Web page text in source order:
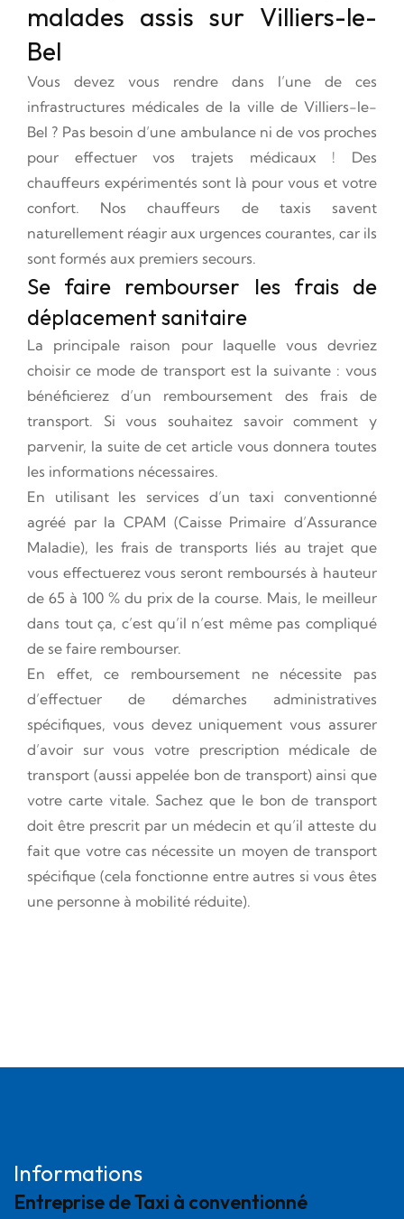
malades assis sur Villiers-le-
Bel
Vous devez vous rendre dans l’une de ces
infrastructures médicales de la ville de Villiers-le-
Bel ? Pas besoin d’une ambulance ni de vos proches
pour effectuer vos trajets médicaux ! Des
chauffeurs expérimentés sont là pour vous et votre
confort. Nos chauffeurs de taxis savent
naturellement réagir aux urgences courantes, car ils
sont formés aux premiers secours.
Se faire rembourser les frais de
déplacement sanitaire
La principale raison pour laquelle vous devriez
choisir ce mode de transport est la suivante : vous
bénéficierez d’un remboursement des frais de
transport. Si vous souhaitez savoir comment y
parvenir, la suite de cet article vous donnera toutes
les informations nécessaires.
En utilisant les services d’un taxi conventionné
agréé par la CPAM (Caisse Primaire d’Assurance
Maladie), les frais de transports liés au trajet que
vous effectuerez vous seront remboursés à hauteur
de 65 à 100 % du prix de la course. Mais, le meilleur
dans tout ça, c’est qu’il n’est même pas compliqué
de se faire rembourser.
En effet, ce remboursement ne nécessite pas
d’effectuer de démarches administratives
spécifiques, vous devez uniquement vous assurer
d’avoir sur vous votre prescription médicale de
transport (aussi appelée bon de transport) ainsi que
votre carte vitale. Sachez que le bon de transport
doit être prescrit par un médecin et qu’il atteste du
fait que votre cas nécessite un moyen de transport
spécifique (cela fonctionne entre autres si vous êtes
une personne à mobilité réduite).
Informations
Entreprise de Taxi à conventionné